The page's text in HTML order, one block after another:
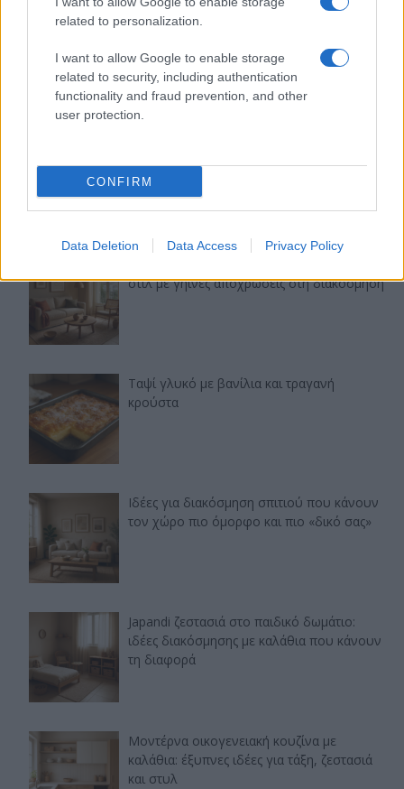
related to personalization.
I want to allow Google to enable storage
related to security, including authentication
functionality and fraud prevention, and other
user protection.
CONFIRM
Data Deletion Data Access Privacy Policy
στιλ με γήινες αποχρώσεις στη διακόσμηση
Ταψί γλυκό με βανίλια και τραγανή
κρούστα
Ιδέες για διακόσμηση σπιτιού που κάνουν
τον χώρο πιο όμορφο και πιο «δικό σας»
Japandi ζεστασιά στο παιδικό δωμάτιο:
ιδέες διακόσμησης με καλάθια που κάνουν
τη διαφορά
Μοντέρνα οικογενειακή κουζίνα με
καλάθια: έξυπνες ιδέες για τάξη, ζεστασιά
και στυλ